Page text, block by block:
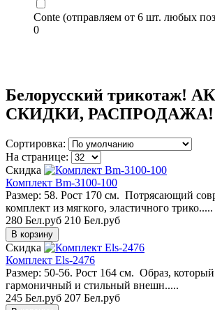
Conte (отправляем от 6 шт. любых
0
Белорусский трикотаж!
СКИДКИ, РАСПРОДАЖА!
Сортировка:
На странице:
Скидка
Комплект Bm-3100-100
Размер: 58. Рост 170 см. Потрясающий
комплект из мягкого, эластичного трико.....
280 Бел.руб 210 Бел.руб
Скидка
Комплект Els-2476
Размер: 50-56. Рост 164 см. Образ,
гармоничный и стильный внешн.....
245 Бел.руб 207 Бел.руб